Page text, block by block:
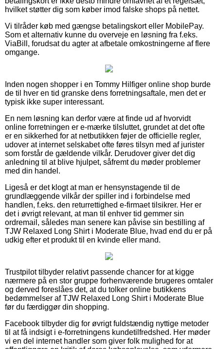
hvilket støtter dig som køber imod falske shops på nettet.
Vi tilråder køb med gængse betalingskort eller MobilePay.
Som et alternativ kunne du overveje en løsning fra f.eks.
ViaBill, forudsat du agter at afbetale omkostningerne af flere
omgange.
Inden nogen shopper i en Tommy Hilfiger online shop burde
de til hver en tid granske dens forretningsaftale, men det er
typisk ikke super interessant.
En nem løsning kan derfor være at finde ud af hvorvidt
online forretningen er e-mærke tilsluttet, grundet at det ofte
er en sikkerhed for at netbutikken føjer de officielle regler,
udover at internet selskabet ofte føres tilsyn med af jurister
som forstår de gældende vilkår. Derudover giver det dig
anledning til at blive hjulpet, såfremt du møder problemer
med din handel.
Ligeså er det klogt at man er hensynstagende til de
grundlæggende vilkår der spiller ind i forbindelse med
handlen, f.eks. den returrettighed e-firmaet tilsikrer. Her er
det i øvrigt relevant, at man til enhver tid gemmer sin
ordremail, således man senere kan påvise sin bestilling af
TJW Relaxed Long Shirt i Moderate Blue, hvad end du er på
udkig efter et produkt til en kvinde eller mand.
Trustpilot tilbyder relativt passende chancer for at kigge
nærmere på en stor gruppe forhenværende brugeres omtaler
og derved foreslåes det, at du tolker online butikkens
bedømmelser af TJW Relaxed Long Shirt i Moderate Blue
før du færdiggør din shopping.
Facebook tilbyder dig for øvrigt fuldstændig nyttige metoder
til at få indsigt i e-forretningens kundetilfredshed. Her møder
vi en del internet handler som giver folk mulighed for at